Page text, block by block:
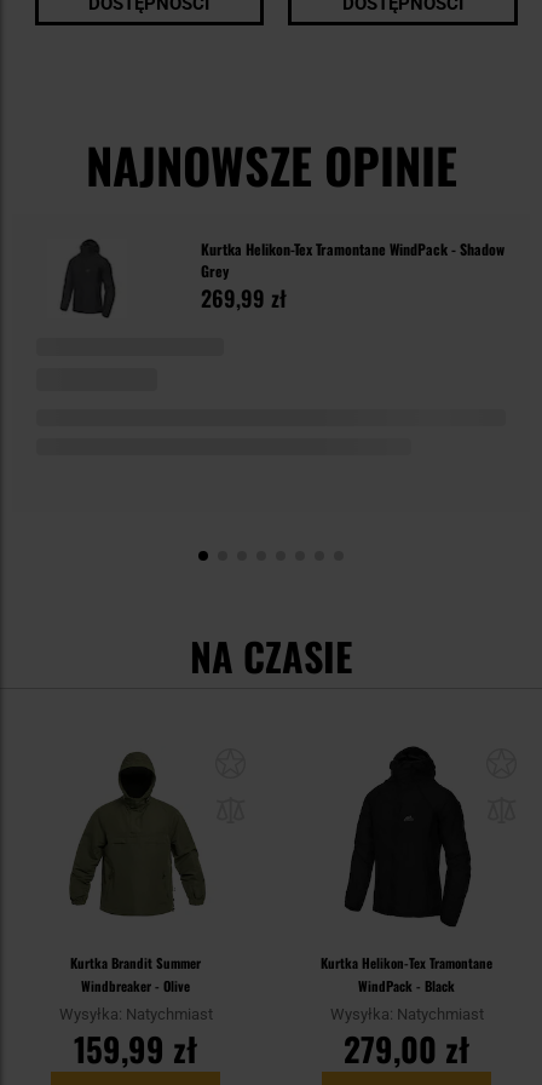
NAJNOWSZE OPINIE
Kurtka Helikon-Tex Tramontane WindPack - Shadow
Grey
269,99 zł
NA CZASIE
Kurtka Brandit Summer
Windbreaker - Olive
Wysyłka: Natychmiast
159,99 zł
Kurtka Helikon-Tex Tramontane
WindPack - Black
Wysyłka: Natychmiast
279,00 zł